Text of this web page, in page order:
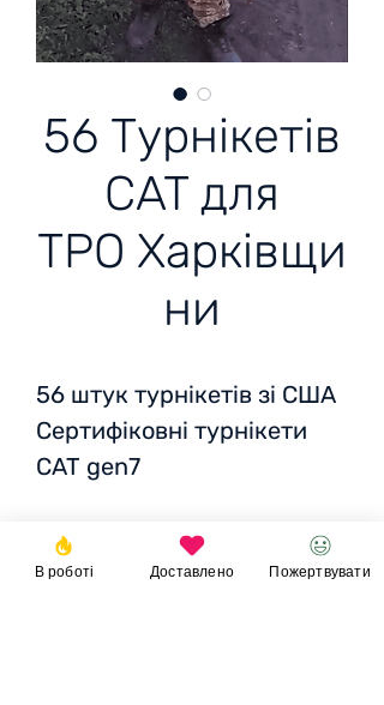
56 Турнікетів
CAT для
ТРО Харківщи
ни
56 штук турнікетів зі США
Сертифіковні турнікети
CAT gen7
для ТРО Харківщина
В роботі Доставлено Пожертвувати